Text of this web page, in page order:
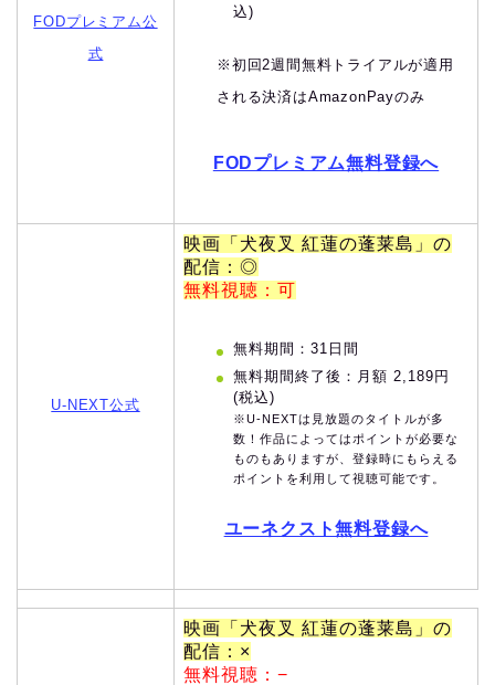
FODプレミアム公
式
込)
※初回2週間無料トライアルが適用
される決済はAmazonPayのみ
FODプレミアム無料登録へ
U-NEXT公式
映画「犬夜叉 紅蓮の蓬莱島」の
配信：◎
無料視聴：可
無料期間：31日間
無料期間終了後：月額 2,189円
(税込)
※U-NEXTは見放題のタイトルが多
数！作品によってはポイントが必要な
ものもありますが、登録時にもらえる
ポイントを利用して視聴可能です。
ユーネクスト無料登録へ
映画「犬夜叉 紅蓮の蓬莱島」の
配信：×
無料視聴：−